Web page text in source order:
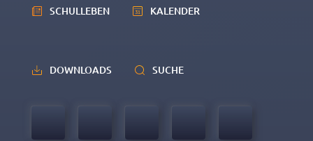
SCHULLEBEN KALENDER
DOWNLOADS SUCHE